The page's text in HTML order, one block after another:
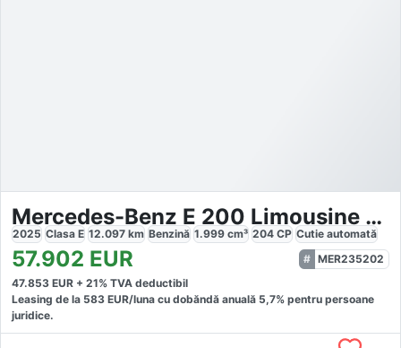
Mercedes-Benz E 200 Limousine AMG ADV.
2025 Clasa E 12.097 km Benzină 1.999 cm³ 204 CP Cutie automată
57.902 EUR
MER235202
47.853 EUR + 21% TVA deductibil
Leasing de la 583 EUR/luna cu dobăndă anuală 5,7% pentru persoane
juridice.